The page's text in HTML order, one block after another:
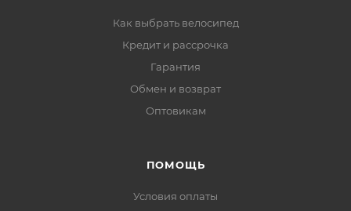
Как выбрать велосипед
Кредит и рассрочка
Гарантия
Обмен и возврат
Оптовикам
ПОМОЩЬ
Условия оплаты